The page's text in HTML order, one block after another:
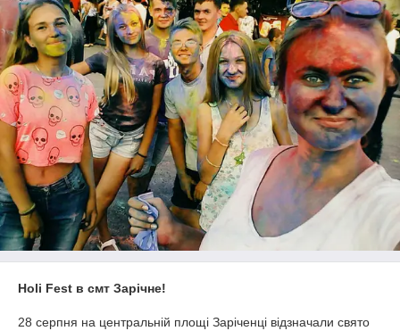
Holi Fest в смт Зарічне!
28 серпня на центральній площі Заріченці відзначали свято